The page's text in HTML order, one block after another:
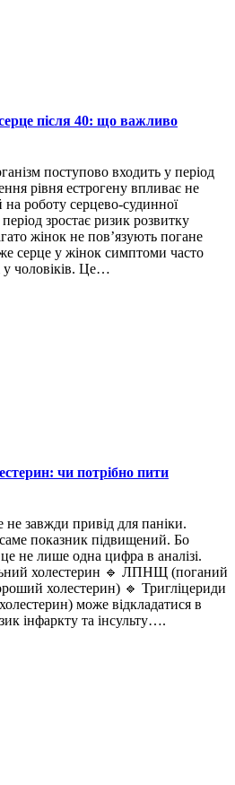
після 40: що важливо
поступово входить у період
рівня естрогену впливає не
на роботу серцево-судинної
зростає ризик розвитку
жінок не пов’язують погане
серце у жінок симптоми часто
у чоловіків. Це…
чи потрібно пити
завжди привід для паніки.
показник підвищений. Бо
не лише одна цифра в аналізі.
холестерин 🔹 ЛПНЩ (поганий
холестерин) 🔹 Тригліцериди
може відкладатися в
інфаркту та інсульту….